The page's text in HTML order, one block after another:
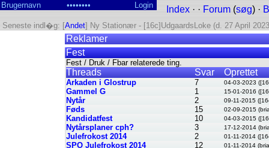
Index · · Forum (søg) ·
Seneste indl�g: [Andet] Ny Stationær - [16c]UdgaardsLoke (d. 27 April
Reklamer
Fest
Fest / Druk / Fbar relaterede ting.
Threads Svar Oprettet
Arkaden i Glostrup 7 04-03-2023
Gammel G 1 15-01-2016
Nytår 2 09-11-2015
Føds 15 02-09-2015
Kandidatfest 10 04-03-2015
Nytårsplaner cph? 3 17-12-2014
Julefrokost 2014 2 01-11-2014
SPO Julefrokost 2014 12 01-11-2014